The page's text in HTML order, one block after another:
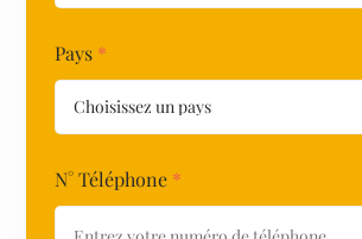
Pays *
N° Téléphone *